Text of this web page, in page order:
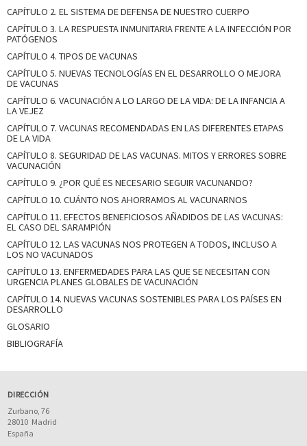
CAPÍTULO 2. EL SISTEMA DE DEFENSA DE NUESTRO CUERPO
CAPÍTULO 3. LA RESPUESTA INMUNITARIA FRENTE A LA INFECCIÓN POR
PATÓGENOS
CAPÍTULO 4. TIPOS DE VACUNAS
CAPÍTULO 5. NUEVAS TECNOLOGÍAS EN EL DESARROLLO O MEJORA
DE VACUNAS
CAPÍTULO 6. VACUNACIÓN A LO LARGO DE LA VIDA: DE LA INFANCIA A
LA VEJEZ
CAPÍTULO 7. VACUNAS RECOMENDADAS EN LAS DIFERENTES ETAPAS
DE LA VIDA
CAPÍTULO 8. SEGURIDAD DE LAS VACUNAS. MITOS Y ERRORES SOBRE
VACUNACIÓN
CAPÍTULO 9. ¿POR QUÉ ES NECESARIO SEGUIR VACUNANDO?
CAPÍTULO 10. CUÁNTO NOS AHORRAMOS AL VACUNARNOS
CAPÍTULO 11. EFECTOS BENEFICIOSOS AÑADIDOS DE LAS VACUNAS:
EL CASO DEL SARAMPIÓN
CAPÍTULO 12. LAS VACUNAS NOS PROTEGEN A TODOS, INCLUSO A
LOS NO VACUNADOS
CAPÍTULO 13. ENFERMEDADES PARA LAS QUE SE NECESITAN CON
URGENCIA PLANES GLOBALES DE VACUNACIÓN
CAPÍTULO 14. NUEVAS VACUNAS SOSTENIBLES PARA LOS PAÍSES EN
DESARROLLO
GLOSARIO
BIBLIOGRAFÍA
DIRECCIÓN
Zurbano, 76
28010 Madrid
España